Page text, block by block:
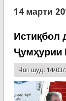
14 марти
Истиқбол
Ҷумҳурии
Чоп шуд: 14/03/